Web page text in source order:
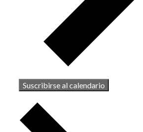
Suscribirse al calendario